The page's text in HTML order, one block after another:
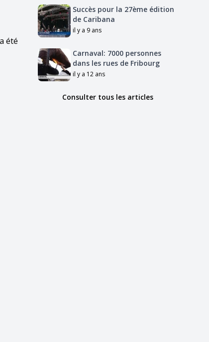
été
Succès pour la 27ème édition
de Caribana
il y a 9 ans
Carnaval: 7000 personnes
dans les rues de Fribourg
il y a 12 ans
Consulter tous les articles